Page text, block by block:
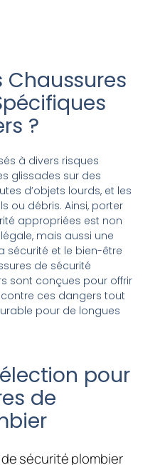
Chaussures
?
à divers risques
glissades sur des
d’objets lourds, et les
ou débris. Ainsi, porter
appropriées est non
mais aussi une
sécurité et le bien-être
de sécurité
sont conçues pour offrir
ces dangers tout
pour de longues
pour
de